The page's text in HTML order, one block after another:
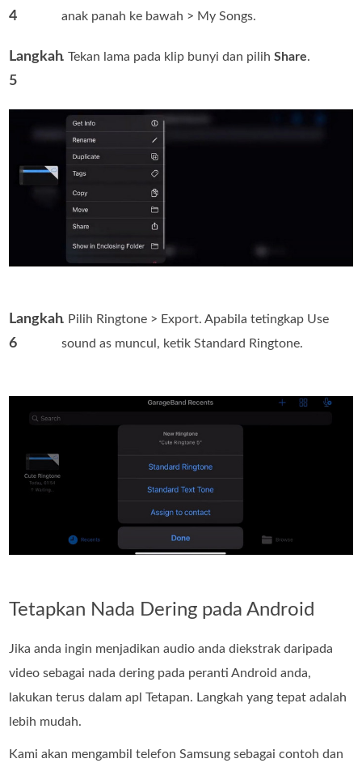
4
anak panah ke bawah > My Songs.
Langkah
5
. Tekan lama pada klip bunyi dan pilihShare.
Langkah
6
. Pilih Ringtone > Export. Apabila tetingkap Use
sound as muncul, ketik Standard Ringtone.
Tetapkan Nada Dering pada Android
Jika anda ingin menjadikan audio anda diekstrak daripada
video sebagai nada dering pada peranti Android anda,
lakukan terus dalam apl Tetapan. Langkah yang tepat adalah
lebih mudah.
Kami akan mengambil telefon Samsung sebagai contoh dan